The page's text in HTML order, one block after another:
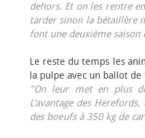
dehors. Et on les rentre
tarder sinon la bétaillère
font une deuxième saison
Le reste du temps les
la pulpe avec un ballot
"On leur met en plus
L’avantage des
des bœufs à 350 kg de